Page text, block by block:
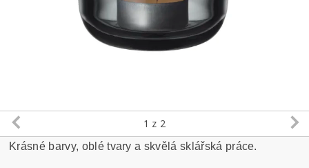
1 z 2
Krásné barvy, oblé tvary a skvělá sklářská práce.